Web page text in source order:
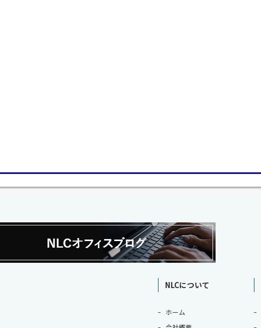
NLCについて
ホーム